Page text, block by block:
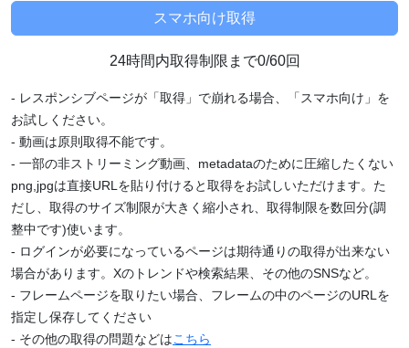
24時間内取得制限まで0/60回
- レスポンシブページが「取得」で崩れる場合、「スマホ向け」を
お試しください。
- 動画は原則取得不能です。
- 一部の非ストリーミング動画、metadataのために圧縮したくない
png,jpgは直接URLを貼り付けると取得をお試しいただけます。た
だし、取得のサイズ制限が大きく縮小され、取得制限を数回分(調
整中です)使います。
- ログインが必要になっているページは期待通りの取得が出来ない
場合があります。Xのトレンドや検索結果、その他のSNSなど。
- フレームページを取りたい場合、フレームの中のページのURLを
指定し保存してください
- その他の取得の問題などはこちら